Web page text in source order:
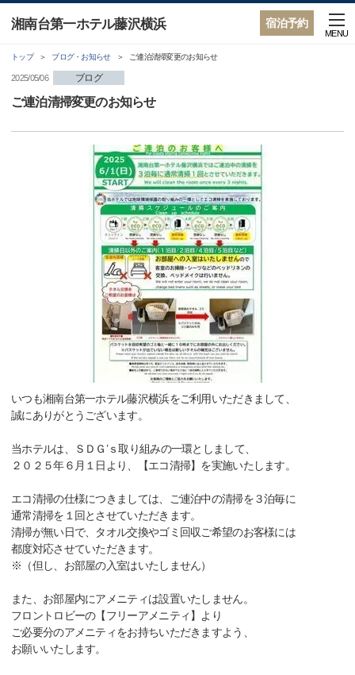
宿泊予約
湘南台第一ホテル藤沢横浜
MENU
トップ ブログ・お知らせ ご連泊清掃変更のお知らせ
2025/05/06 ブログ
ご連泊清掃変更のお知らせ
いつも湘南台第一ホテル藤沢横浜をご利用いただきまして、
誠にありがとうございます。
当ホテルは、ＳＤＧ’ｓ取り組みの一環としまして、
２０２５年６月１日より、【エコ清掃】を実施いたします。
エコ清掃の仕様につきましては、ご連泊中の清掃を３泊毎に
通常清掃を１回とさせていただきます。
清掃が無い日で、タオル交換やゴミ回収ご希望のお客様には
都度対応させていただきます。
※（但し、お部屋の入室はいたしません）
また、お部屋内にアメニティは設置いたしません。
フロントロビーの【フリーアメニティ】より
ご必要分のアメニティをお持ちいただきますよう、
お願いいたします。